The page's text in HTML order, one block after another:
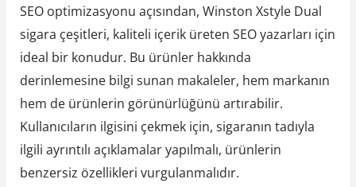
SEO optimizasyonu açısından, Winston Xstyle Dual
sigara çeşitleri, kaliteli içerik üreten SEO yazarları için
ideal bir konudur. Bu ürünler hakkında
derinlemesine bilgi sunan makaleler, hem markanın
hem de ürünlerin görünürlüğünü artırabilir.
Kullanıcıların ilgisini çekmek için, sigaranın tadıyla
ilgili ayrıntılı açıklamalar yapılmalı, ürünlerin
benzersiz özellikleri vurgulanmalıdır.